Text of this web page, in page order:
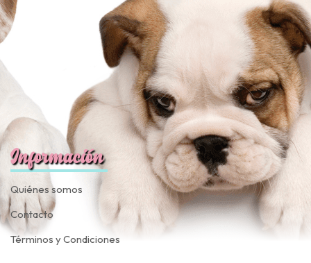
Información
Quiénes somos
Contacto
Términos y Condiciones